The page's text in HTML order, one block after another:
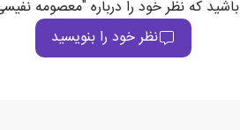
که نظر خود را درباره "معصومه
نظر خود را بنویسید